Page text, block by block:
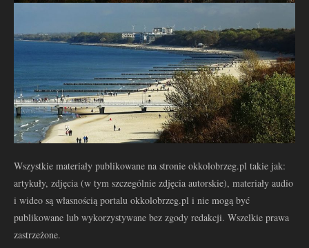
Wszystkie materiały publikowane na stronie okkolobrzeg.pl takie jak:
artykuły, zdjęcia (w tym szczególnie zdjęcia autorskie), materiały audio
i wideo są własnością portalu okkolobrzeg.pl i nie mogą być
publikowane lub wykorzystywane bez zgody redakcji. Wszelkie prawa
zastrzeżone.